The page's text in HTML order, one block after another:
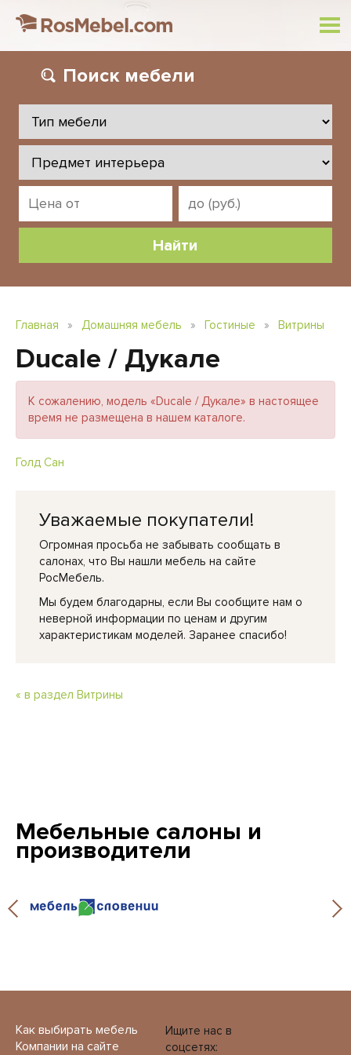
Поиск мебели
Главная » Домашняя мебель » Гостиные » Витрины
Ducale / Дукале
К сожалению, модель «Ducale / Дукале» в настоящее
время не размещена в нашем каталоге.
Голд Сан
Уважаемые покупатели!
Огромная просьба не забывать сообщать в
салонах, что Вы нашли мебель на сайте
РосМебель.
Мы будем благодарны, если Вы сообщите нам о
неверной информации по ценам и другим
характеристикам моделей. Заранее спасибо!
« в раздел Витрины
Мебельные салоны и
производители
Как выбирать мебель
Компании на сайте
Ищите нас в
соцсетях: